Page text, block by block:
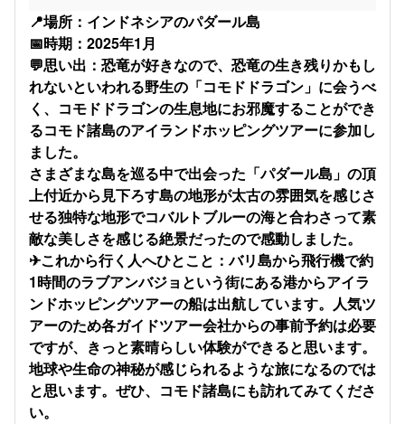
​📍場所：インドネシアのパダール島
📅時期：2025年1月
💬思い出：恐竜が好きなので、恐竜の生き残りかもし
れないといわれる野生の「コモドドラゴン」に会うべ
く、コモドドラゴンの生息地にお邪魔することができ
るコモド諸島のアイランドホッピングツアーに参加し
ました。
さまざまな島を巡る中で出会った「パダール島」の頂
上付近から見下ろす島の地形が太古の雰囲気を感じさ
せる独特な地形でコバルトブルーの海と合わさって素
敵な美しさを感じる絶景だったので感動しました。
✈これから行く人へひとこと：バリ島から飛行機で約
1時間のラブアンバジョという街にある港からアイラ
ンドホッピングツアーの船は出航しています。人気ツ
アーのため各ガイドツアー会社からの事前予約は必要
ですが、きっと素晴らしい体験ができると思います。
地球や生命の神秘が感じられるような旅になるのでは
と思います。ぜひ、コモド諸島にも訪れてみてくださ
い。